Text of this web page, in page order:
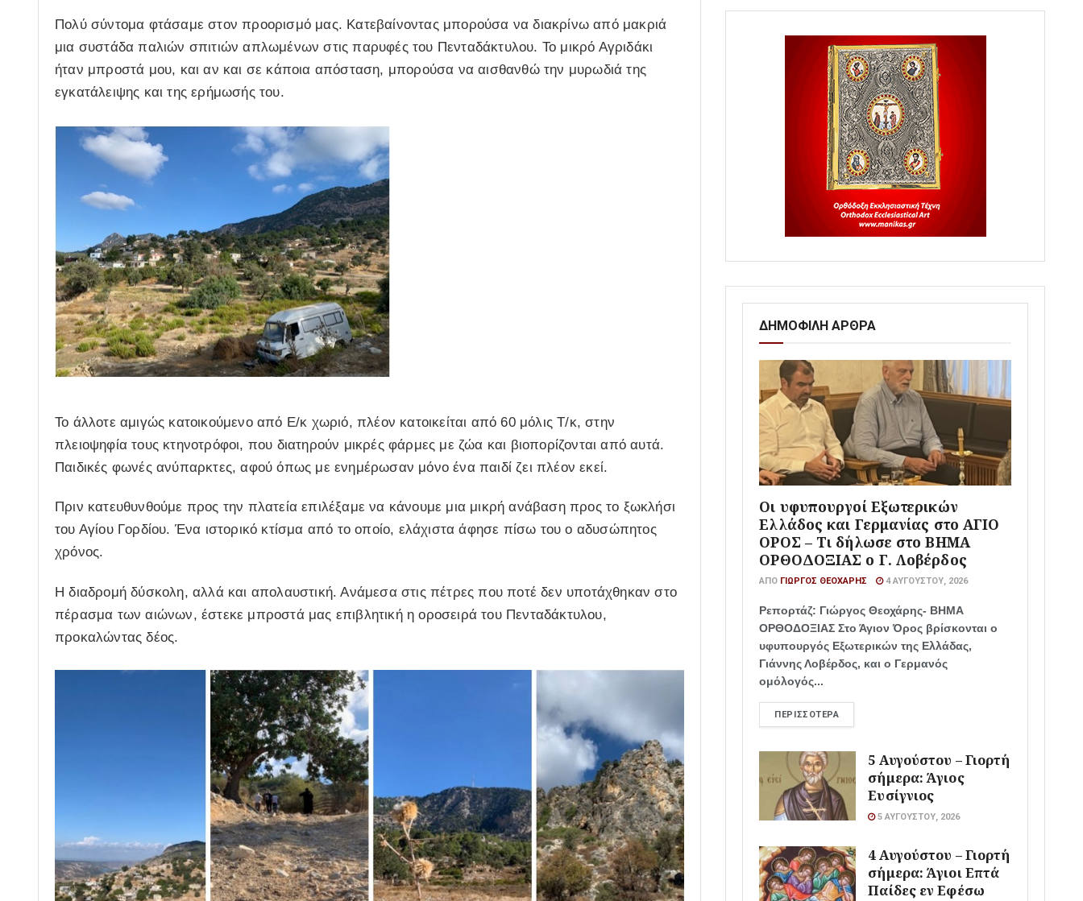
Πολύ σύντομα φτάσαμε στον προορισμό μας. Κατεβαίνοντας μπορούσα να διακρίνω από μακριά
μια συστάδα παλιών σπιτιών απλωμένων στις παρυφές του Πενταδάκτυλου. Το μικρό Αγριδάκι
ήταν μπροστά μου, και αν και σε κάποια απόσταση, μπορούσα να αισθανθώ την μυρωδιά της
εγκατάλειψης και της ερήμωσής του.
Το άλλοτε αμιγώς κατοικούμενο από Ε/κ χωριό, πλέον κατοικείται από 60 μόλις Τ/κ, στην
πλειοψηφία τους κτηνοτρόφοι, που διατηρούν μικρές φάρμες με ζώα και βιοπορίζονται από αυτά.
Παιδικές φωνές ανύπαρκτες, αφού όπως με ενημέρωσαν μόνο ένα παιδί ζει πλέον εκεί.
Πριν κατευθυνθούμε προς την πλατεία επιλέξαμε να κάνουμε μια μικρή ανάβαση προς το ξωκλήσι
του Αγίου Γορδίου. Ένα ιστορικό κτίσμα από το οποίο, ελάχιστα άφησε πίσω του ο αδυσώπητος
χρόνος.
Η διαδρομή δύσκολη, αλλά και απολαυστική. Ανάμεσα στις πέτρες που ποτέ δεν υποτάχθηκαν στο
πέρασμα των αιώνων, έστεκε μπροστά μας επιβλητική η οροσειρά του Πενταδάκτυλου,
προκαλώντας δέος.
ΔΗΜΟΦΙΛΗ ΑΡΘΡΑ
Οι υφυπουργοί Εξωτερικών
Ελλάδος και Γερμανίας στο ΑΓΙΟ
ΟΡΟΣ – Τι δήλωσε στο ΒΗΜΑ
ΟΡΘΟΔΟΞΙΑΣ ο Γ. Λοβέρδος
ΑΠΌ ΓΙΏΡΓΟΣ ΘΕΟΧΆΡΗΣ 4 ΑΥΓΟΎΣΤΟΥ, 2026
Ρεπορτάζ: Γιώργος Θεοχάρης- ΒΗΜΑ
ΟΡΘΟΔΟΞΙΑΣ Στο Άγιον Όρος βρίσκονται ο
υφυπουργός Εξωτερικών της Ελλάδας,
Γιάννης Λοβέρδος, και ο Γερμανός
ομόλογός...
ΠΕΡΙΣΣΌΤΕΡΑ
5 Αυγούστου – Γιορτή
σήμερα: Άγιος
Ευσίγνιος
5 ΑΥΓΟΎΣΤΟΥ, 2026
4 Αυγούστου – Γιορτή
σήμερα: Άγιοι Επτά
Παίδες εν Εφέσω